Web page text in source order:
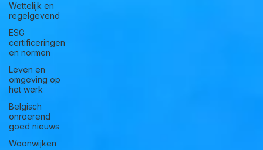
Wettelijk en
regelgevend
ESG
certificeringen
en normen
Leven en
omgeving op
het werk
Belgisch
onroerend
goed nieuws
Woonwijken